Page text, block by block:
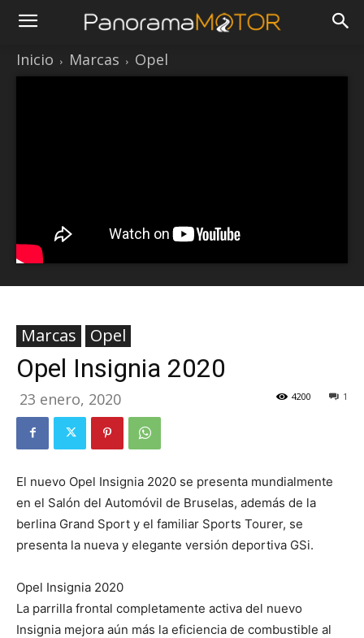
Inicio Marcas Opel
Marcas Opel
Opel Insignia 2020
23 enero, 2020 1
4200
El nuevo Opel Insignia 2020 se presenta mundialmente
en el Salón del Automóvil de Bruselas, además de la
berlina Grand Sport y el familiar Sports Tourer, se
presenta la nueva y elegante versión deportiva GSi.
Opel Insignia 2020
La parrilla frontal completamente activa del nuevo
Insignia mejora aún más la eficiencia de combustible al